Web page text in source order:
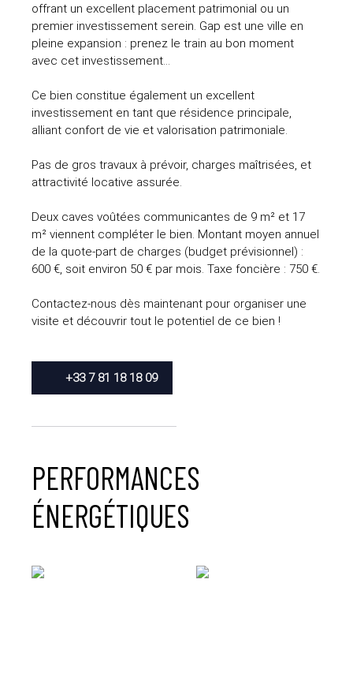
offrant un excellent placement patrimonial ou un
premier investissement serein. Gap est une ville en
pleine expansion : prenez le train au bon moment
avec cet investissement...
Ce bien constitue également un excellent
investissement en tant que résidence principale,
alliant confort de vie et valorisation patrimoniale.
Pas de gros travaux à prévoir, charges maîtrisées, et
attractivité locative assurée.
Deux caves voûtées communicantes de 9 m² et 17
m² viennent compléter le bien. Montant moyen annuel
de la quote-part de charges (budget prévisionnel) :
600 €, soit environ 50 € par mois. Taxe foncière : 750 €.
Contactez-nous dès maintenant pour organiser une
visite et découvrir tout le potentiel de ce bien !
+33 7 81 18 18 09
PERFORMANCES
ÉNERGÉTIQUES